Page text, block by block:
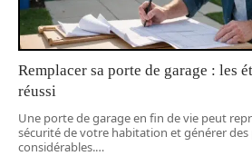
Remplacer sa porte de garage : les
réussi
Une porte de garage en fin de vie peut
sécurité de votre habitation et générer
considérables.…